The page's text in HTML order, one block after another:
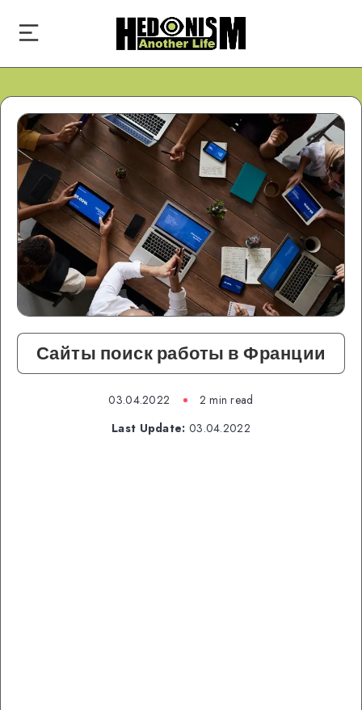
Сайты поиск работы в Франции
03.04.2022
2 min read
Last Update: 03.04.2022